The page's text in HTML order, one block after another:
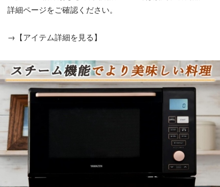
詳細ページをご確認ください。
→【アイテム詳細を見る】